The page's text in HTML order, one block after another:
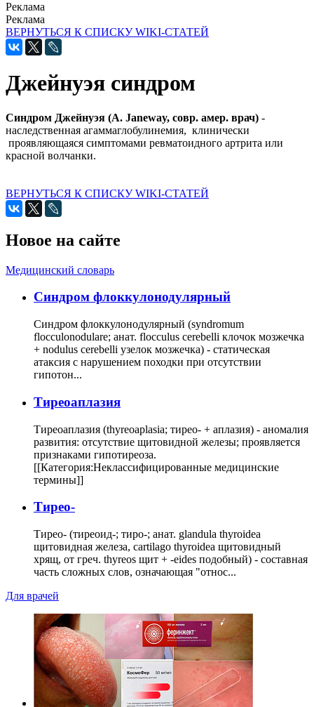
Реклама
Реклама
ВЕРНУТЬСЯ К СПИСКУ WIKI-СТАТЕЙ
Джейнуэя синдром
Синдром Джейнуэя (A. Janeway, совр. амер. врач) -
наследственная агаммаглобулинемия, клинически
проявляющаяся симптомами ревматоидного артрита или
красной волчанки.
ВЕРНУТЬСЯ К СПИСКУ WIKI-СТАТЕЙ
Новое на сайте
Медицинский словарь
Cиндром флоккулонодулярный
Синдром флоккулонодулярный (syndromum
flocculonodulare; анат. flocculus cerebelli клочок мозжечка
+ nodulus cerebelli узелок мозжечка) - статическая
атаксия с нарушением походки при отсутствии
гипотон...
Тиреоаплазия
Тиреоаплазия (thyreoaplasia; тирео- + аплазия) - аномалия
развития: отсутствие щитовидной железы; проявляется
признаками гипотиреоза.
[[Категория:Неклассифицированные медицинские
термины]]
Тирео-
Тирео- (тиреоид-; тиро-; анат. glandula thyroidea
щитовидная железа, cartilago thyroidea щитовидный
хрящ, от греч. thyreos щит + -eides подобный) - составная
часть сложных слов, означающая "относ...
Для врачей